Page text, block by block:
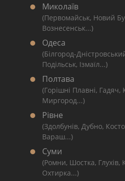
Миколаїв
(Первомайськ, Новий
Вознесенськ...)
Одеса
(Білгород-
Подільськ, Ізмаїл...)
Полтава
(Горішні Плавні,
Миргород...)
Рівне
(Здолбунів, Дубно,
Вараш...)
Суми
(Ромни, Шостка, Глухів,
Охтирка...)